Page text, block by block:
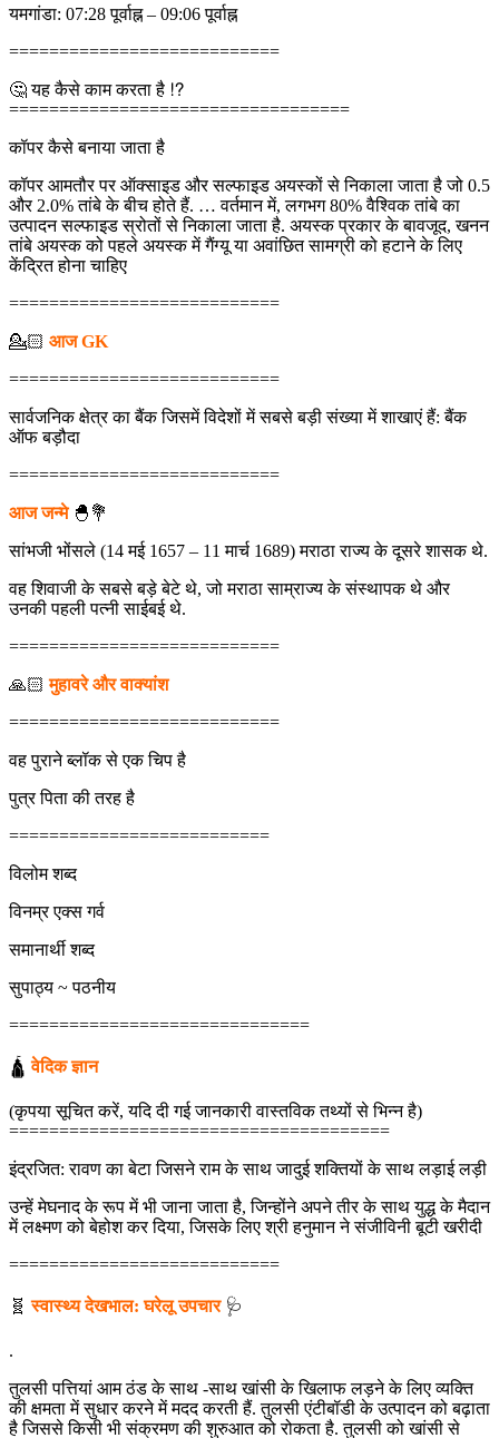
यमगांडा: 07:28 पूर्वाह्न – 09:06 पूर्वाह्न
===========================
🤔 यह कैसे काम करता है ⁉
==================================
कॉपर कैसे बनाया जाता है
कॉपर आमतौर पर ऑक्साइड और सल्फाइड अयस्कों से निकाला जाता है जो 0.5
और 2.0% तांबे के बीच होते हैं. … वर्तमान में, लगभग 80% वैश्विक तांबे का
उत्पादन सल्फाइड स्रोतों से निकाला जाता है. अयस्क प्रकार के बावजूद, खनन
तांबे अयस्क को पहले अयस्क में गैंग्यू या अवांछित सामग्री को हटाने के लिए
केंद्रित होना चाहिए
===========================
💁🏻‍ आज GK
===========================
सार्वजनिक क्षेत्र का बैंक जिसमें विदेशों में सबसे बड़ी संख्या में शाखाएं हैं: बैंक
ऑफ बड़ौदा
===========================
आज जन्मे 🐣💐
सांभजी भोंसले (14 मई 1657 – 11 मार्च 1689) मराठा राज्य के दूसरे शासक थे.
वह शिवाजी के सबसे बड़े बेटे थे, जो मराठा साम्राज्य के संस्थापक थे और
उनकी पहली पत्नी साईबई थे.
===========================
🙏🏻मुहावरे और वाक्यांश
===========================
वह पुराने ब्लॉक से एक चिप है
पुत्र पिता की तरह है
==========================
विलोम शब्द
विनम्र एक्स गर्व
समानार्थी शब्द
सुपाठ्य ~ पठनीय
==============================
🛕वेदिक ज्ञान
(कृपया सूचित करें, यदि दी गई जानकारी वास्तविक तथ्यों से भिन्न है)
======================================
इंद्रजित: रावण का बेटा जिसने राम के साथ जादुई शक्तियों के साथ लड़ाई लड़ी
उन्हें मेघनाद के रूप में भी जाना जाता है, जिन्होंने अपने तीर के साथ युद्ध के मैदान
में लक्ष्मण को बेहोश कर दिया, जिसके लिए श्री हनुमान ने संजीविनी बूटी खरीदी
===========================
🧬स्वास्थ्य देखभाल: घरेलू उपचार 🩺
.
तुलसी पत्तियां आम ठंड के साथ -साथ खांसी के खिलाफ लड़ने के लिए व्यक्ति
की क्षमता में सुधार करने में मदद करती हैं. तुलसी एंटीबॉडी के उत्पादन को बढ़ाता
है जिससे किसी भी संक्रमण की शुरुआत को रोकता है. तुलसी को खांसी से